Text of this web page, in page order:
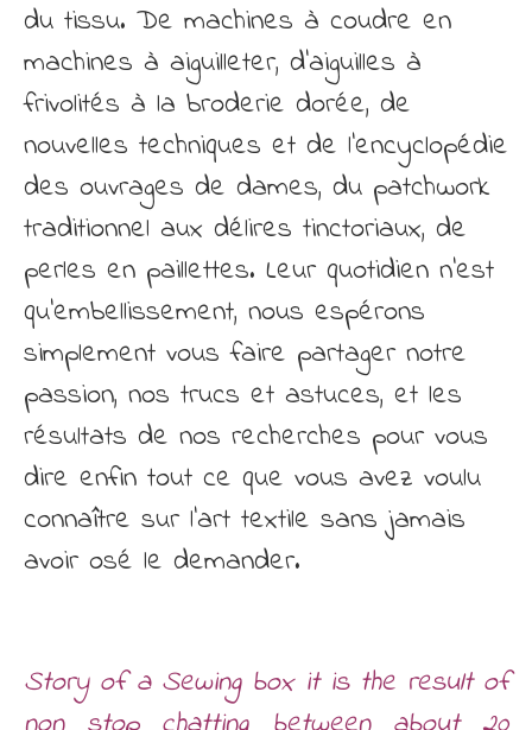
du tissu. De machines à coudre en
machines à aiguilleter, d’aiguilles à
frivolités à la broderie dorée, de
nouvelles techniques et de l’encyclopédie
des ouvrages de dames, du patchwork
traditionnel aux délires tinctoriaux, de
perles en paillettes. Leur quotidien n’est
qu’embellissement, nous espérons
simplement vous faire partager notre
passion, nos trucs et astuces, et les
résultats de nos recherches pour vous
dire enfin tout ce que vous avez voulu
connaître sur l’art textile sans jamais
avoir osé le demander.
Story of a Sewing box it is the result of